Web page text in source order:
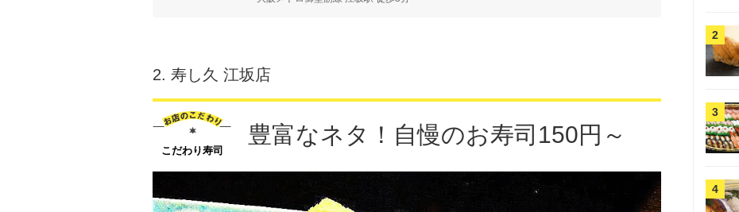
2. 寿し久 江坂店
こだわり寿司
豊富なネタ！自慢のお寿司150円～